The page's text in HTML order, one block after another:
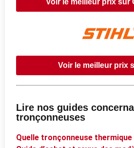
Voir le meilleur prix sur
Voir le meilleur prix
Lire nos guides
tronçonneuses
Quelle tronçonneuse